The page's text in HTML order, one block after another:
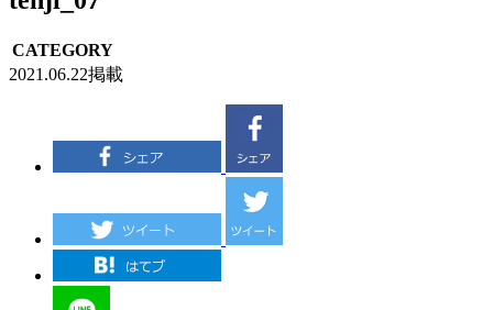
CATEGORY
2021.06.22掲載